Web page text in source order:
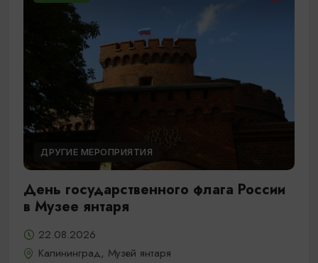
ДРУГИЕ МЕРОПРИЯТИЯ
День государственного флага России
в Музее янтаря
22.08.2026
Калининград, Музей янтаря